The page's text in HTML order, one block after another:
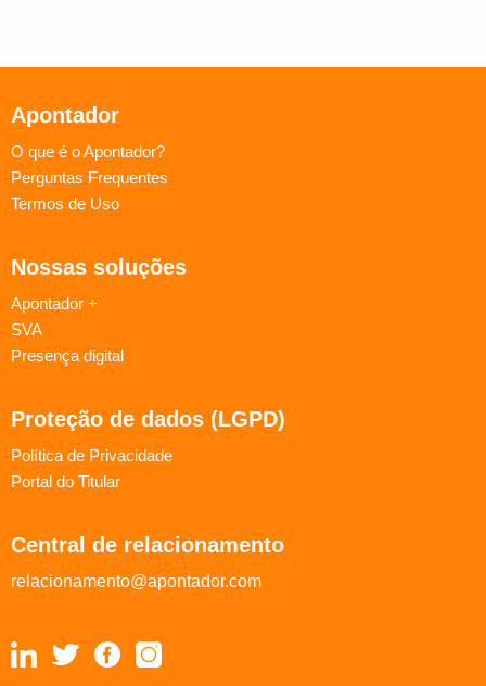
Apontador
O que é o Apontador?
Perguntas Frequentes
Termos de Uso
Nossas soluções
Apontador +
SVA
Presença digital
Proteção de dados (LGPD)
Política de Privacidade
Portal do Titular
Central de relacionamento
relacionamento@apontador.com